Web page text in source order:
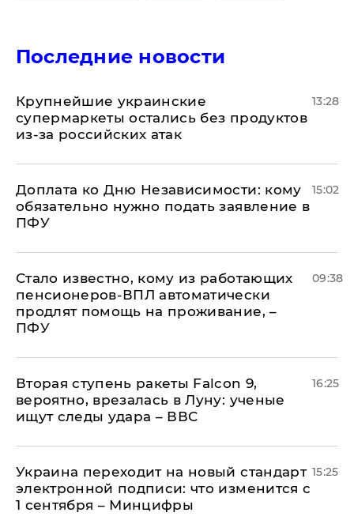
Последние новости
Крупнейшие украинские
супермаркеты остались без продуктов
из-за российских атак
13:28
Доплата ко Дню Независимости: кому
обязательно нужно подать заявление в
ПФУ
15:02
Стало известно, кому из работающих
пенсионеров-ВПЛ автоматически
продлят помощь на проживание, –
ПФУ
09:38
Вторая ступень ракеты Falcon 9,
вероятно, врезалась в Луну: ученые
ищут следы удара – ВВС
16:25
Украина переходит на новый стандарт
электронной подписи: что изменится с
1 сентября – Минцифры
15:25